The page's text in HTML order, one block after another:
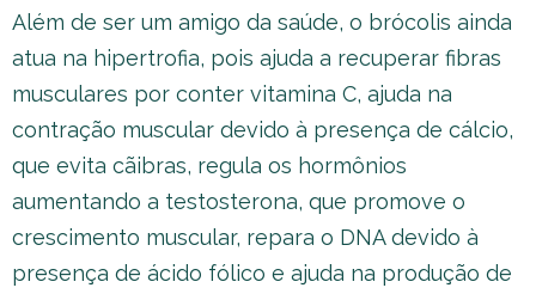
Além de ser um amigo da saúde, o brócolis ainda
atua na hipertrofia, pois ajuda a recuperar fibras
musculares por conter vitamina C, ajuda na
contração muscular devido à presença de cálcio,
que evita cãibras, regula os hormônios
aumentando a testosterona, que promove o
crescimento muscular, repara o DNA devido à
presença de ácido fólico e ajuda na produção de